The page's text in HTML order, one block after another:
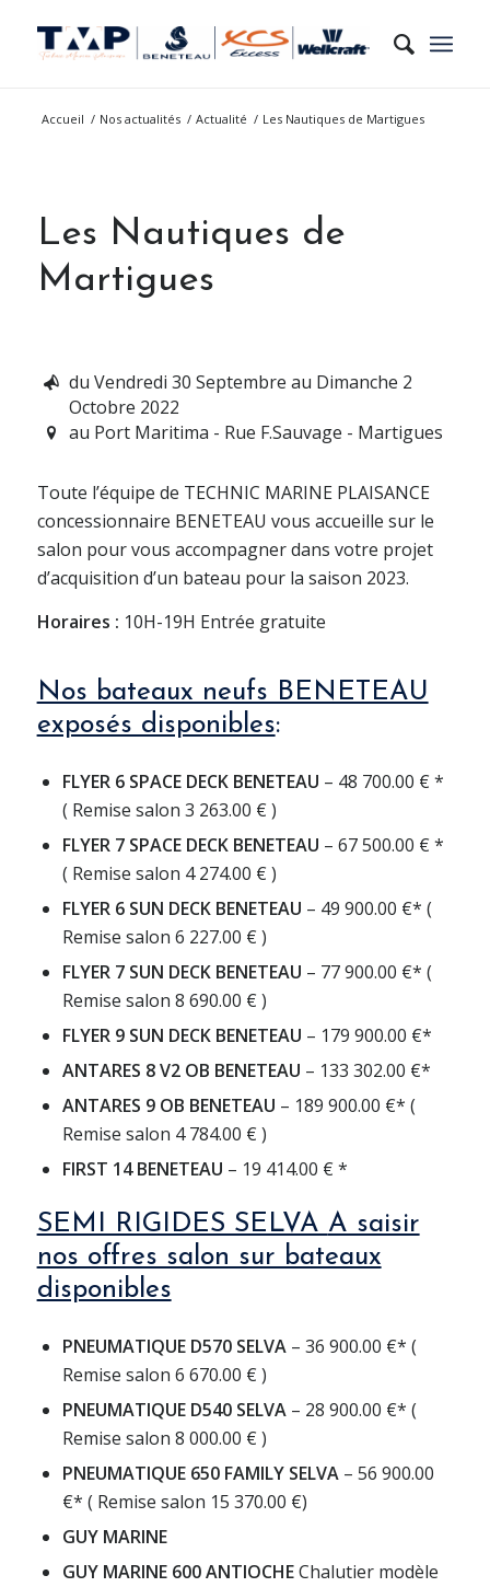
Les Nautiques de
Martigues
Accueil / Nos actualités / Actualité / Les Nautiques de Martigues
du Vendredi 30 Septembre au Dimanche 2
Octobre 2022
au Port Maritima - Rue F.Sauvage - Martigues
Toute l’équipe de TECHNIC MARINE PLAISANCE
concessionnaire BENETEAU vous accueille sur le
salon pour vous accompagner dans votre projet
d’acquisition d’un bateau pour la saison 2023.
Horaires : 10H-19H Entrée gratuite
Nos bateaux neufs BENETEAU
exposés disponibles:
FLYER 6 SPACE DECK BENETEAU – 48 700.00 € *
( Remise salon 3 263.00 € )
FLYER 7 SPACE DECK BENETEAU – 67 500.00 € *
( Remise salon 4 274.00 € )
FLYER 6 SUN DECK BENETEAU – 49 900.00 €* (
Remise salon 6 227.00 € )
FLYER 7 SUN DECK BENETEAU – 77 900.00 €* (
Remise salon 8 690.00 € )
FLYER 9 SUN DECK BENETEAU – 179 900.00 €*
ANTARES 8 V2 OB BENETEAU – 133 302.00 €*
ANTARES 9 OB BENETEAU – 189 900.00 €* (
Remise salon 4 784.00 € )
FIRST 14 BENETEAU – 19 414.00 € *
SEMI RIGIDES SELVA A saisir
nos offres salon sur bateaux
disponibles
PNEUMATIQUE D570 SELVA– 36 900.00 €* (
Remise salon 6 670.00 € )
PNEUMATIQUE D540 SELVA– 28 900.00 €* (
Remise salon 8 000.00 € )
PNEUMATIQUE 650 FAMILY SELVA– 56 900.00
€* ( Remise salon 15 370.00 €)
GUY MARINE
GUY MARINE 600 ANTIOCHEChalutier modèle